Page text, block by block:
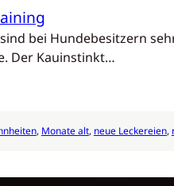
bei Hundebesitzern
Der Kauinstinkt…
, Monate alt, neue Leckereien,